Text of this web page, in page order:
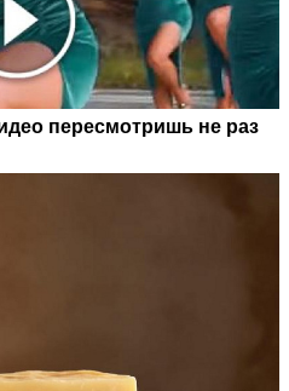
пересмотришь не раз